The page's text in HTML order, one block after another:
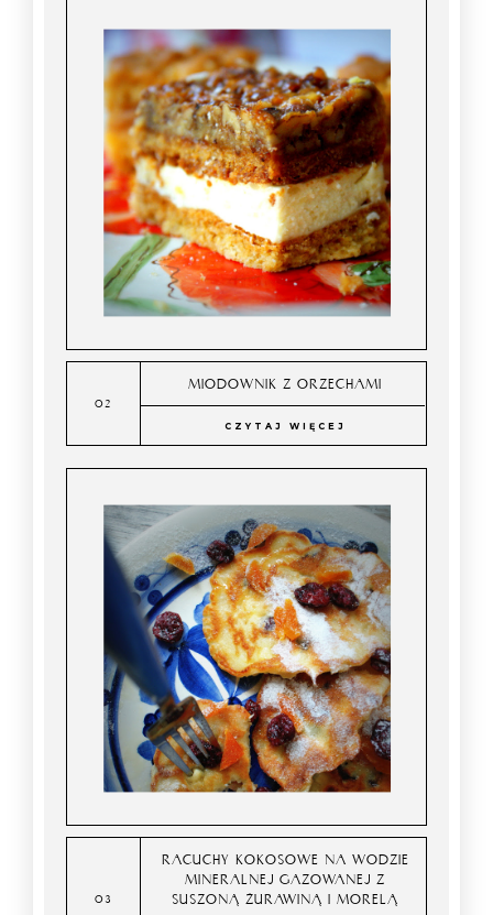
MIODOWNIK Z ORZECHAMI
CZYTAJ WIĘCEJ
RACUCHY KOKOSOWE NA WODZIE
MINERALNEJ GAZOWANEJ Z
SUSZONĄ ŻURAWINĄ I MORELĄ